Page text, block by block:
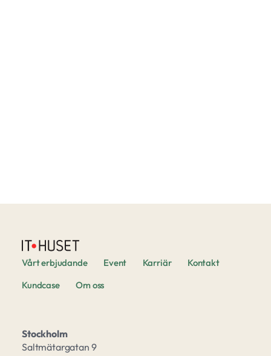
Vårt erbjudande Event Karriär
Kontakt
Kundcase
Om oss
Stockholm
Saltmätargatan 9